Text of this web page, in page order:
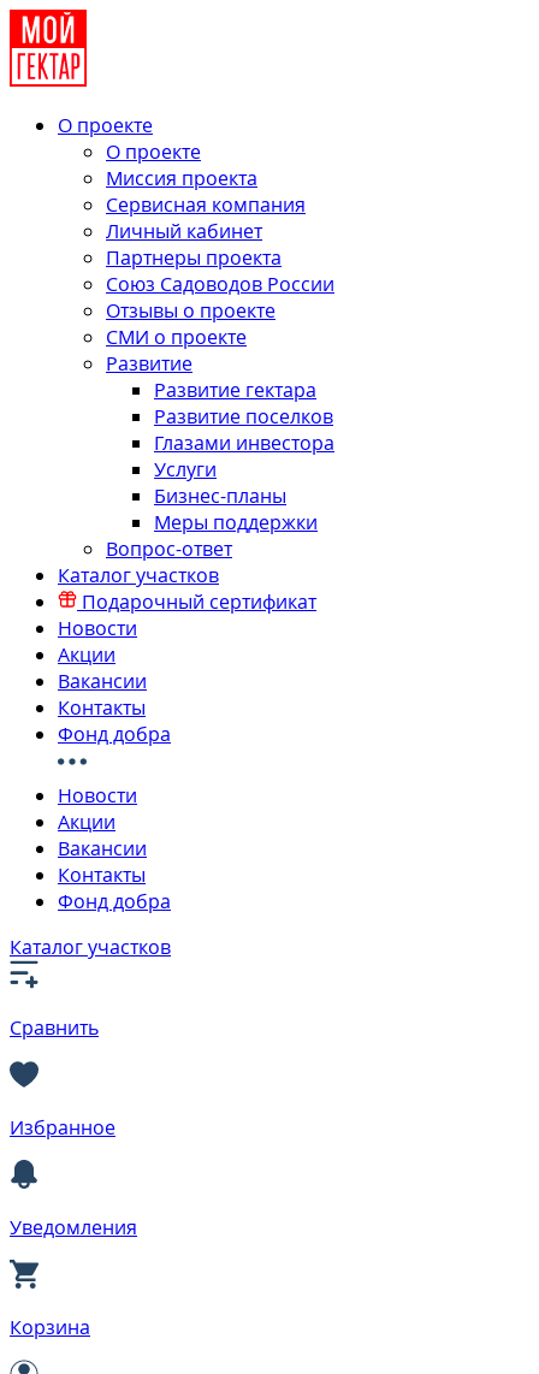
О проекте
О проекте
Миссия проекта
Сервисная компания
Личный кабинет
Партнеры проекта
Союз Садоводов России
Отзывы о проекте
СМИ о проекте
Развитие
Развитие гектара
Развитие поселков
Глазами инвестора
Услуги
Бизнес-планы
Меры поддержки
Вопрос-ответ
Каталог участков
Подарочный сертификат
Новости
Акции
Вакансии
Контакты
Фонд добра
Новости
Акции
Вакансии
Контакты
Фонд добра
Каталог участков
Сравнить
Избранное
Уведомления
Корзина